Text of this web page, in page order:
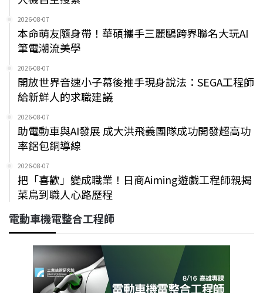
2026-08-07
本命萌友隨身帶！華碩攜手三麗鷗跨界聯名大玩AI
筆電潮流美學
2026-08-07
開放世界音速小子幕後推手現身說法：SEGA工程師
給新鮮人的求職建議
2026-08-07
助電動車與AI發展 成大洪飛義團隊成功開發超高功
率鋁包銅導線
2026-08-07
把「喜歡」變成職業！日商Aiming遊戲工程師親揭
菜鳥到職人心路歷程
電動車機電整合工程師